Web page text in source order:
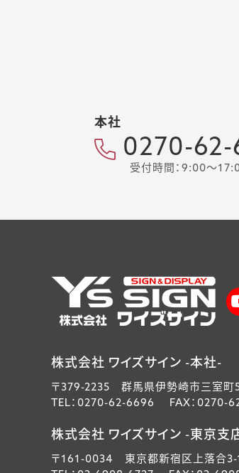
本社
0270-62-
受付時間：9:00～
株式会社 ワイズサイン -本社-
〒379-2235 群馬県伊勢崎市三室町
TEL：0270-62-6696 FAX：0270-
株式会社 ワイズサイン -東京支
〒161-0034 東京都新宿区上落合